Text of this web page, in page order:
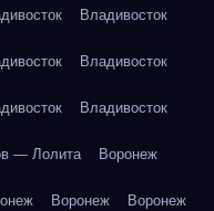
Владивосток
Владивосток
Владивосток
— Лолита Воронеж
Воронеж Воронеж